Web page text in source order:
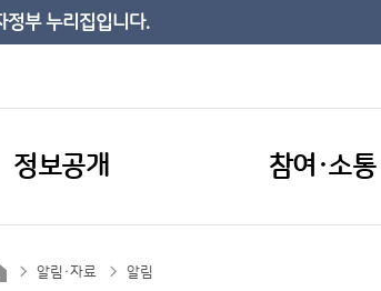
정부 누리집입니다.
정보공개 참여·소통
알림·자료 알림